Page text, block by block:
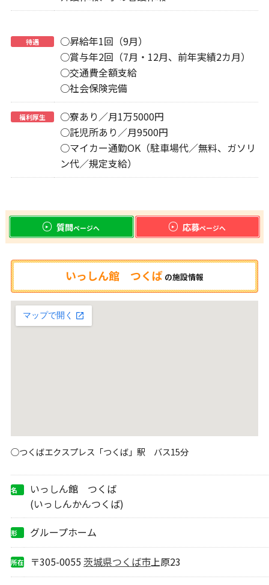
待遇
○昇給年1回（9月）
○賞与年2回（7月・12月、前年実績2カ月）
○交通費全額支給
○社会保険完備
福利厚生
○寮あり／月1万5000円
○託児所あり／月9500円
○マイカー通勤OK（駐車場代／無料、ガソリ
ン代／規定支給）
質問ページへ 応募ページへ
いっしん館 つくば の施設情報
○つくばエクスプレス「つくば」駅 バス15分
名
いっしん館 つくば
(いっしんかんつくば)
形
グループホーム
所在
〒305-0055 茨城県つくば市上原23